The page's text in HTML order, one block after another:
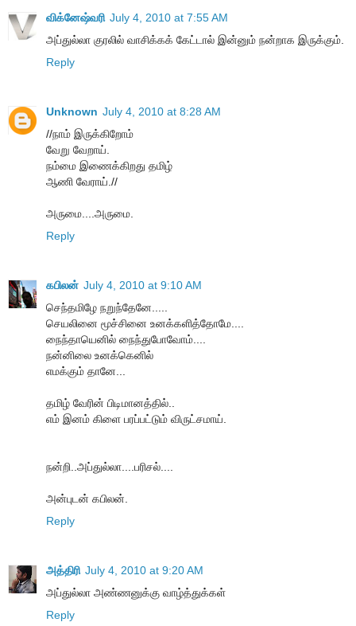
விக்னேஷ்வரி July 4, 2010 at 7:55 AM
அப்துல்லா குரலில் வாசிக்கக் கேட்டால் இன்னும் நன்றாக இருக்கும்.
Reply
Unknown July 4, 2010 at 8:28 AM
//நாம் இருக்கிறோம்
வேறு வேறாய்.
நம்மை இணைக்கிறது தமிழ்
ஆணி வேராய்.//
அருமை....அருமை.
Reply
கபிலன் July 4, 2010 at 9:10 AM
செந்தமிழே நறுந்தேனே.....
செயலினை மூச்சினை உனக்களித்தோமே....
நைந்தாயெனில் நைந்துபோவோம்....
நன்னிலை உனக்கெனில்
எமக்கும் தானே...
தமிழ் வேரின் பிடிமானத்தில்..
எம் இனம் கிளை பரப்பட்டும் விருட்சமாய்.
நன்றி..அப்துல்லா....பரிசல்....
அன்புடன் கபிலன்.
Reply
அத்திரி July 4, 2010 at 9:20 AM
அப்துல்லா அண்ணனுக்கு வாழ்த்துக்கள்
Reply